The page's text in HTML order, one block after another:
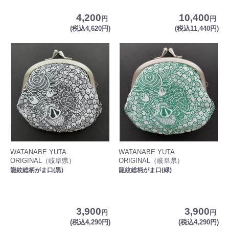
4,200 円
(税込4,620円)
10,400 円
(税込11,440円)
WATANABE YUTA
ORIGINAL（岐阜県）
龍紋総柄がま口(黒)
3,900 円
(税込4,290円)
WATANABE YUTA
ORIGINAL（岐阜県）
龍紋総柄がま口(緑)
3,900 円
(税込4,290円)